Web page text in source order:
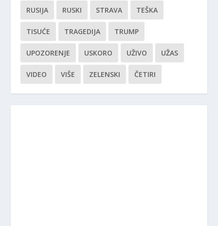
RUSIJA RUSKI STRAVA TEŠKA
TISUĆE TRAGEDIJA TRUMP
UPOZORENJE USKORO UŽIVO UŽAS
VIDEO VIŠE ZELENSKI ČETIRI